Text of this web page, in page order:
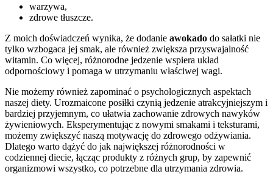
warzywa,
zdrowe tłuszcze.
Z moich doświadczeń wynika, że dodanie awokado do sałatki nie
tylko wzbogaca jej smak, ale również zwiększa przyswajalność
witamin. Co więcej, różnorodne jedzenie wspiera układ
odpornościowy i pomaga w utrzymaniu właściwej wagi.
Nie możemy również zapominać o psychologicznych aspektach
naszej diety. Urozmaicone posiłki czynią jedzenie atrakcyjniejszym i
bardziej przyjemnym, co ułatwia zachowanie zdrowych nawyków
żywieniowych. Eksperymentując z nowymi smakami i teksturami,
możemy zwiększyć naszą motywację do zdrowego odżywiania.
Dlatego warto dążyć do jak największej różnorodności w
codziennej diecie, łącząc produkty z różnych grup, by zapewnić
organizmowi wszystko, co potrzebne dla utrzymania zdrowia.